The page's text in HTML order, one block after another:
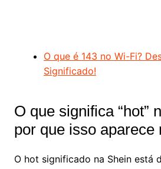
O que é 143 no Wi-Fi?
Significado!
O que significa “hot”
por que isso aparece
O hot significado na Shein está